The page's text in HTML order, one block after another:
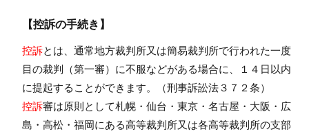
【控訴の手続き】
控訴とは、通常地方裁判所又は簡易裁判所で行われた一度
目の裁判（第一審）に不服などがある場合に、１４日以内
に提起することができます。（刑事訴訟法３７２条）
控訴審は原則として札幌・仙台・東京・名古屋・大阪・広
島・高松・福岡にある高等裁判所又は各高等裁判所の支部